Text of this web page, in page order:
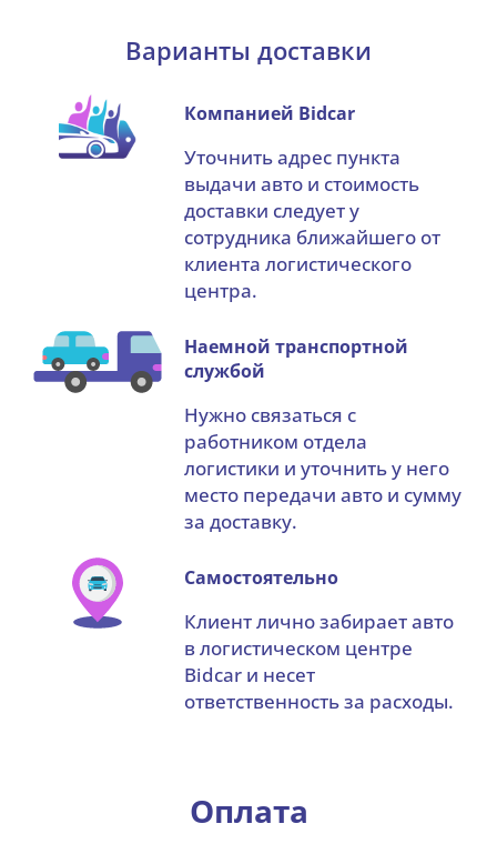
Варианты доставки
Компанией Bidcar
Уточнить адрес пункта
выдачи авто и стоимость
доставки следует у
сотрудника ближайшего от
клиента логистического
центра.
Наемной транспортной
службой
Нужно связаться с
работником отдела
логистики и уточнить у него
место передачи авто и сумму
за доставку.
Самостоятельно
Клиент лично забирает авто
в логистическом центре
Bidcar и несет
ответственность за расходы.
Оплата